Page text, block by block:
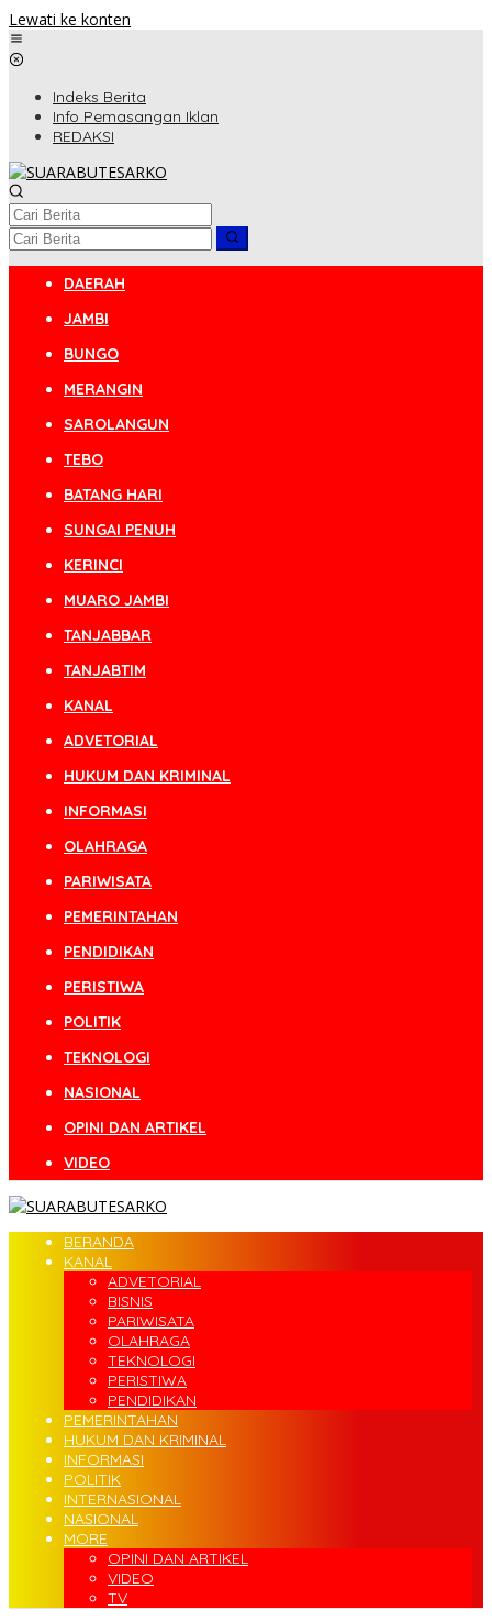
Lewati ke konten
Indeks Berita
Info Pemasangan Iklan
REDAKSI
DAERAH
JAMBI
BUNGO
MERANGIN
SAROLANGUN
TEBO
BATANG HARI
SUNGAI PENUH
KERINCI
MUARO JAMBI
TANJABBAR
TANJABTIM
KANAL
ADVETORIAL
HUKUM DAN KRIMINAL
INFORMASI
OLAHRAGA
PARIWISATA
PEMERINTAHAN
PENDIDIKAN
PERISTIWA
POLITIK
TEKNOLOGI
NASIONAL
OPINI DAN ARTIKEL
VIDEO
BERANDA
KANAL
ADVETORIAL
BISNIS
PARIWISATA
OLAHRAGA
TEKNOLOGI
PERISTIWA
PENDIDIKAN
PEMERINTAHAN
HUKUM DAN KRIMINAL
INFORMASI
POLITIK
INTERNASIONAL
NASIONAL
MORE
OPINI DAN ARTIKEL
VIDEO
TV